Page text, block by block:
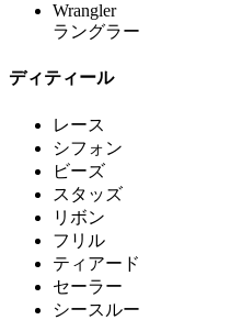
Wrangler
ラングラー
ディティール
レース
シフォン
ビーズ
スタッズ
リボン
フリル
ティアード
セーラー
シースルー